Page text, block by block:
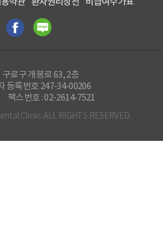
용약관 환자권리장전 비급여수가표
구로구 개봉로 63, 2층
등록번호 247-34-00206
팩스번호 : 02-2614-7521
Clinic. ALL RIGHTS RESERVED.